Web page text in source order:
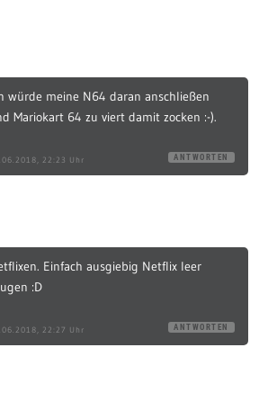
würde meine N64 daran anschließen
Mariokart 64 zu viert damit zocken :-).
22:23 Uhr ANTWORTEN
Einfach ausgiebig Netflix leer
:D
22:27 Uhr ANTWORTEN